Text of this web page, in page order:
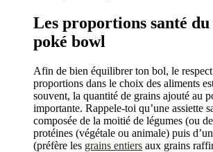
Les proportions santé
poké bowl
Afin de bien équilibrer ton bol, le
proportions dans le choix des aliments
souvent, la quantité de grains ajouté au
importante. Rappele-toi qu’une assiette
composée de la moitié de légumes (ou
protéines (végétale ou animale) puis
(préfère les grains entiers aux grains